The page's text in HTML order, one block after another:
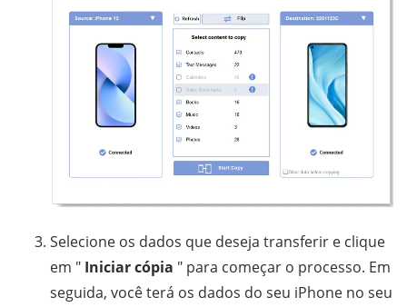
Selecione os dados que deseja transferir e clique
em " Iniciar cópia " para começar o processo. Em
seguida, você terá os dados do seu iPhone no seu